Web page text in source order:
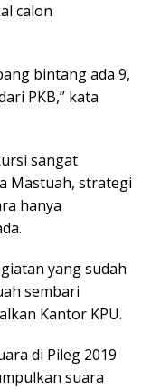
calon
bintang ada 9,
PKB,” kata
sangat
Mastuah, strategi
hanya
yang sudah
sembari
Kantor KPU.
di Pileg 2019
suara